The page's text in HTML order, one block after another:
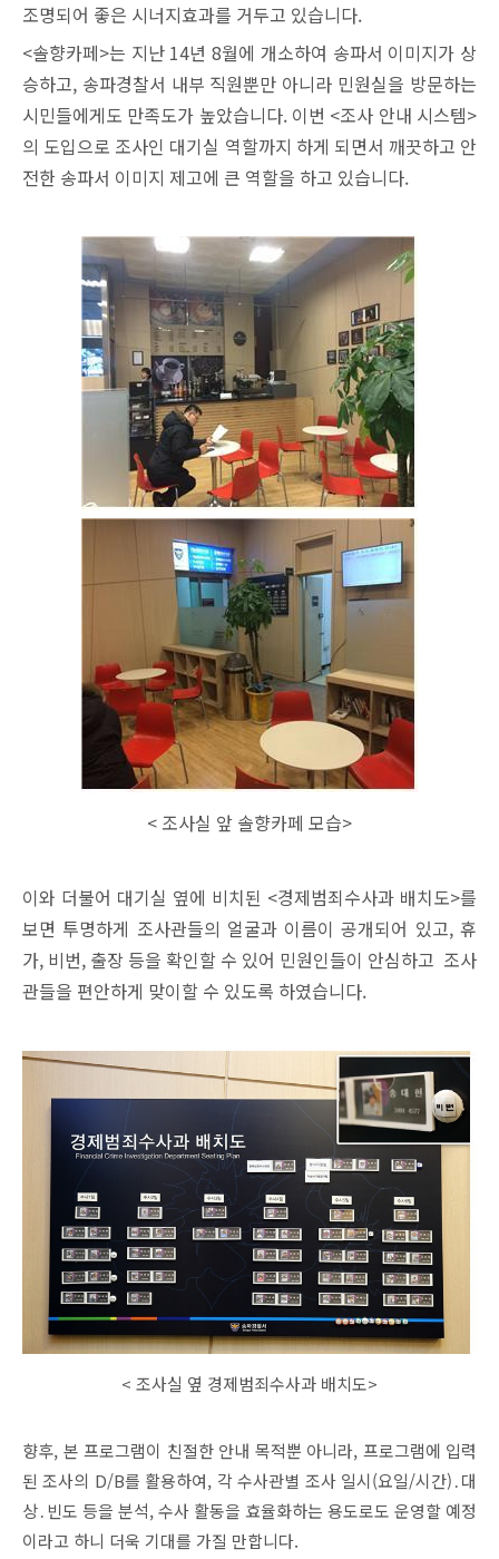
조명되어 좋은 시너지효과를 거두고 있습니다.
<솔향카페>는 지난 14년 8월에 개소하여 송파서 이미지가 상
승하고, 송파경찰서 내부 직원뿐만 아니라 민원실을 방문하는
시민들에게도 만족도가 높았습니다. 이번 <조사 안내 시스템>
의 도입으로 조사인 대기실 역할까지 하게 되면서 깨끗하고 안
전한 송파서 이미지 제고에 큰 역할을 하고 있습니다.
< 조사실 앞 솔향카페 모습>
이와 더불어 대기실 옆에 비치된 <경제범죄수사과 배치도>를
보면 투명하게 조사관들의 얼굴과 이름이 공개되어 있고, 휴
가, 비번, 출장 등을 확인할 수 있어 민원인들이 안심하고 조사
관들을 편안하게 맞이할 수 있도록 하였습니다.
< 조사실 옆 경제범죄수사과 배치도>
향후, 본 프로그램이 친절한 안내 목적뿐 아니라, 프로그램에 입력
된 조사의 D/B를 활용하여, 각 수사관별 조사 일시(요일/시간)․대
상․빈도 등을 분석, 수사 활동을 효율화하는 용도로도 운영할 예정
이라고 하니 더욱 기대를 가질 만합니다.